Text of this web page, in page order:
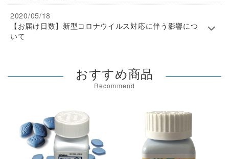
2020/05/18
【お届け日数】新型コロナウイルス対応に伴う影響につ
いて
おすすめ商品
Recommend